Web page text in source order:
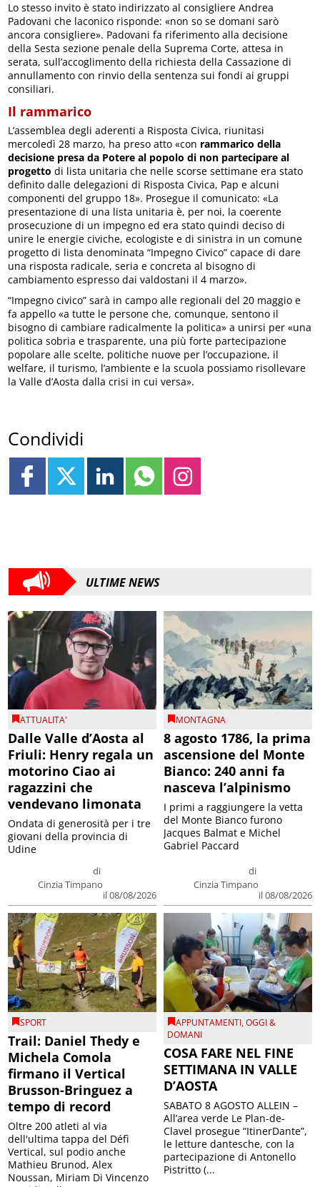
Lo stesso invito è stato indirizzato al consigliere Andrea
Padovani che laconico risponde: «non so se domani sarò
ancora consigliere». Padovani fa riferimento alla decisione
della Sesta sezione penale della Suprema Corte, attesa in
serata, sull’accoglimento della richiesta della Cassazione di
annullamento con rinvio della sentenza sui fondi ai gruppi
consiliari.
Il rammarico
L’assemblea degli aderenti a Risposta Civica, riunitasi
mercoledì 28 marzo, ha preso atto «con rammarico della
decisione presa da Potere al popolo di non partecipare al
progetto di lista unitaria che nelle scorse settimane era stato
definito dalle delegazioni di Risposta Civica, Pap e alcuni
componenti del gruppo 18». Prosegue il comunicato: «La
presentazione di una lista unitaria è, per noi, la coerente
prosecuzione di un impegno ed era stato quindi deciso di
unire le energie civiche, ecologiste e di sinistra in un comune
progetto di lista denominata “Impegno Civico” capace di dare
una risposta radicale, seria e concreta al bisogno di
cambiamento espresso dai valdostani il 4 marzo».
“Impegno civico” sarà in campo alle regionali del 20 maggio e
fa appello «a tutte le persone che, comunque, sentono il
bisogno di cambiare radicalmente la politica» a unirsi per «una
politica sobria e trasparente, una più forte partecipazione
popolare alle scelte, politiche nuove per l’occupazione, il
welfare, il turismo, l’ambiente e la scuola possiamo risollevare
la Valle d’Aosta dalla crisi in cui versa».
Condividi
ULTIME NEWS
ATTUALITA'
Dalle Valle d’Aosta al
Friuli: Henry regala un
motorino Ciao ai
ragazzini che
vendevano limonata
di
Cinzia Timpano
il 08/08/2026
Ondata di generosità per i tre
giovani della provincia di
Udine
MONTAGNA
8 agosto 1786, la prima
ascensione del Monte
Bianco: 240 anni fa
nasceva l’alpinismo
di
Cinzia Timpano
il 08/08/2026
I primi a raggiungere la vetta
del Monte Bianco furono
Jacques Balmat e Michel
Gabriel Paccard
SPORT
Trail: Daniel Thedy e
Michela Comola
firmano il Vertical
Brusson-Bringuez a
tempo di record
Oltre 200 atleti al via
dell'ultima tappa del Défì
Vertical, sul podio anche
Mathieu Brunod, Alex
Noussan, Miriam Di Vincenzo
APPUNTAMENTI,OGGI &
DOMANI
COSA FARE NEL FINE
SETTIMANA IN VALLE
D’AOSTA
SABATO 8 AGOSTO ALLEIN –
All’area verde Le Plan-de-
Clavel prosegue “ItinerDante”,
le letture dantesche, con la
partecipazione di Antonello
Pistritto (...